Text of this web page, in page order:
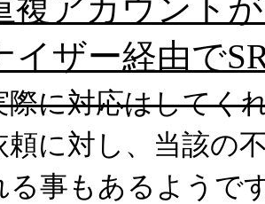
複アカウント
イザー経由で
際に対応はしてく
頼に対し、当該の
る事もあるようで